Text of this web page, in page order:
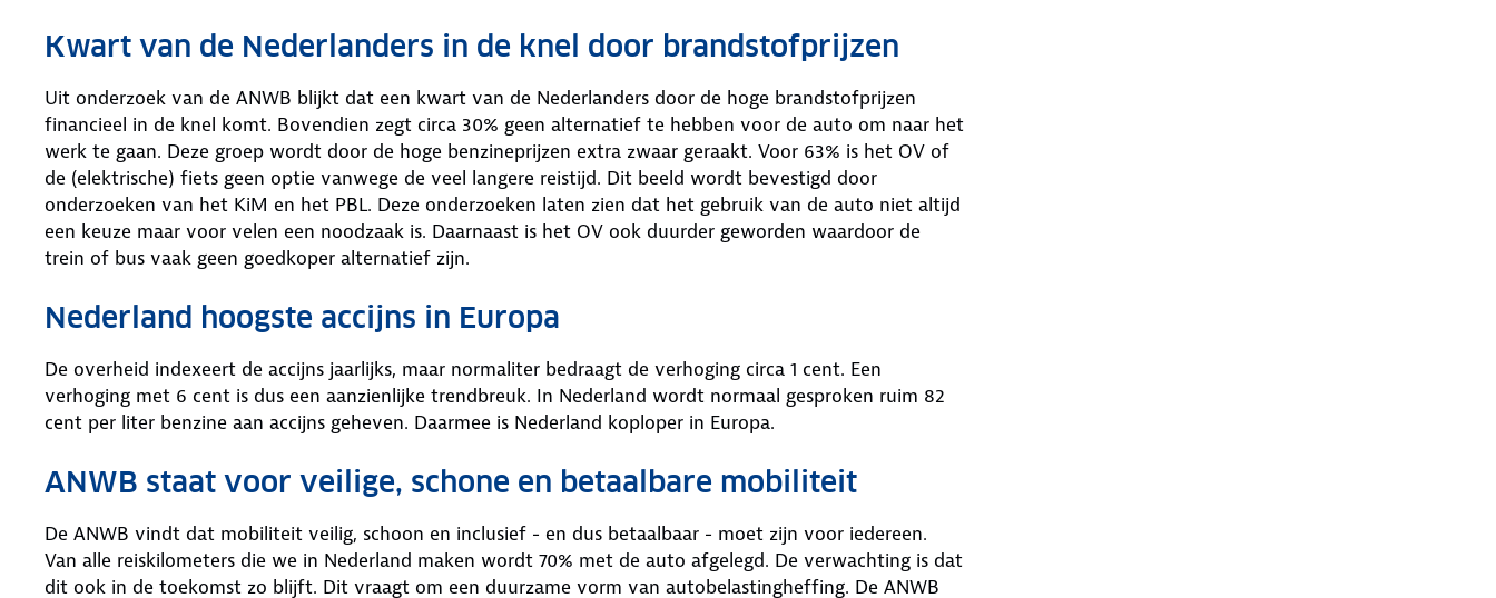
Kwart van de Nederlanders in de knel door brandstofprijzen
Uit onderzoek van de ANWB blijkt dat een kwart van de Nederlanders door de hoge brandstofprijzen
financieel in de knel komt. Bovendien zegt circa 30% geen alternatief te hebben voor de auto om naar het
werk te gaan. Deze groep wordt door de hoge benzineprijzen extra zwaar geraakt. Voor 63% is het OV of
de (elektrische) fiets geen optie vanwege de veel langere reistijd. Dit beeld wordt bevestigd door
onderzoeken van het KiM en het PBL. Deze onderzoeken laten zien dat het gebruik van de auto niet altijd
een keuze maar voor velen een noodzaak is. Daarnaast is het OV ook duurder geworden waardoor de
trein of bus vaak geen goedkoper alternatief zijn.
Nederland hoogste accijns in Europa
De overheid indexeert de accijns jaarlijks, maar normaliter bedraagt de verhoging circa 1 cent. Een
verhoging met 6 cent is dus een aanzienlijke trendbreuk. In Nederland wordt normaal gesproken ruim 82
cent per liter benzine aan accijns geheven. Daarmee is Nederland koploper in Europa.
ANWB staat voor veilige, schone en betaalbare mobiliteit
De ANWB vindt dat mobiliteit veilig, schoon en inclusief - en dus betaalbaar - moet zijn voor iedereen.
Van alle reiskilometers die we in Nederland maken wordt 70% met de auto afgelegd. De verwachting is dat
dit ook in de toekomst zo blijft. Dit vraagt om een duurzame vorm van autobelastingheffing. De ANWB